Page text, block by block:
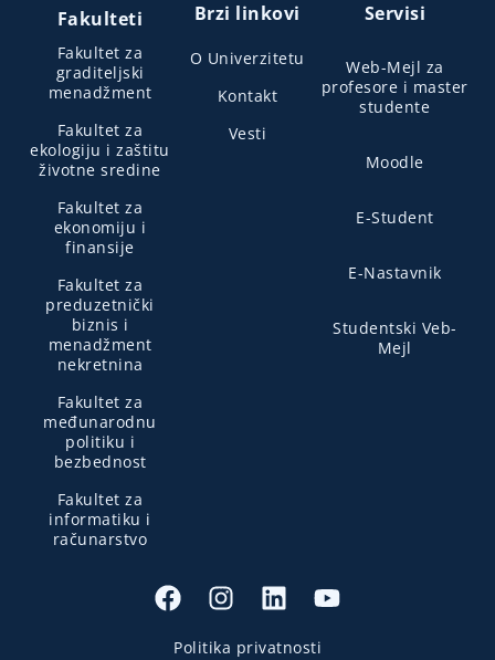
Fakulteti
Fakultet za
graditeljski
menadžment
Fakultet za
ekologiju i zaštitu
životne sredine
Fakultet za
ekonomiju i
finansije
Fakultet za
preduzetnički
biznis i
menadžment
nekretnina
Fakultet za
međunarodnu
politiku i
bezbednost
Fakultet za
informatiku i
računarstvo
Brzi linkovi
O Univerzitetu
Kontakt
Vesti
Servisi
Web-Mejl za
profesore i master
studente
Moodle
E-Student
E-Nastavnik
Studentski Veb-
Mejl
Politika privatnosti